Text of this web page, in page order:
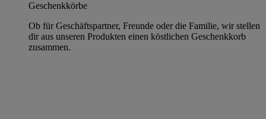
Geschenkkörbe
Ob für Geschäftspartner, Freunde oder die Familie, wir stellen
dir aus unseren Produkten einen köstlichen Geschenkkorb
zusammen.